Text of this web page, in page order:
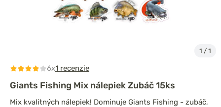
1 / 1
6x1 recenzie
Giants Fishing Mix nálepiek Zubáč 15ks
Mix kvalitných nálepiek! Dominuje Giants Fishing - zubáč,